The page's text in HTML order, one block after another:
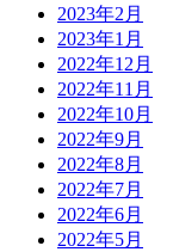
2023年2月
2023年1月
2022年12月
2022年11月
2022年10月
2022年9月
2022年8月
2022年7月
2022年6月
2022年5月